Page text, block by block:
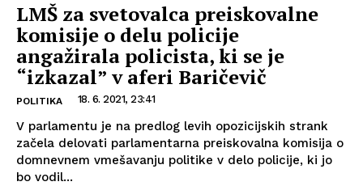
LMŠ za svetovalca preiskovalne
komisije o delu policije
angažirala policista, ki se je
“izkazal” v aferi Baričevič
POLITIKA 18. 6. 2021, 23:41
V parlamentu je na predlog levih opozicijskih strank
začela delovati parlamentarna preiskovalna komisija o
domnevnem vmešavanju politike v delo policije, ki jo
bo vodil...